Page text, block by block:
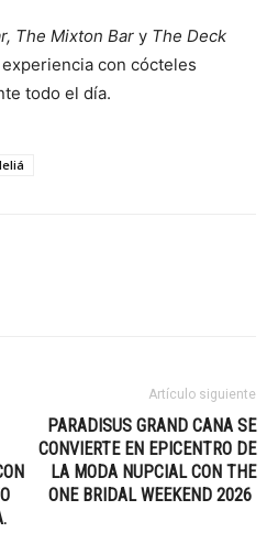
The Mixton Bar y The Deck
con cócteles
todo el día.
Artículo siguiente
PARADISUS GRAND CANA SE
CONVIERTE EN EPICENTRO DE
LA MODA NUPCIAL CON THE
ONE BRIDAL WEEKEND 2026